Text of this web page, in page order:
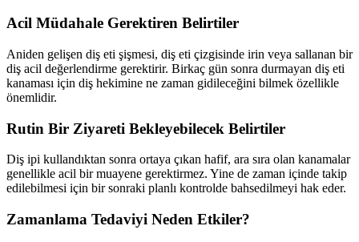
Acil Müdahale Gerektiren Belirtiler
Aniden gelişen diş eti şişmesi, diş eti çizgisinde irin veya sallanan bir
diş acil değerlendirme gerektirir. Birkaç gün sonra durmayan diş eti
kanaması için diş hekimine ne zaman gidileceğini bilmek özellikle
önemlidir.
Rutin Bir Ziyareti Bekleyebilecek Belirtiler
Diş ipi kullandıktan sonra ortaya çıkan hafif, ara sıra olan kanamalar
genellikle acil bir muayene gerektirmez. Yine de zaman içinde takip
edilebilmesi için bir sonraki planlı kontrolde bahsedilmeyi hak eder.
Zamanlama Tedaviyi Neden Etkiler?